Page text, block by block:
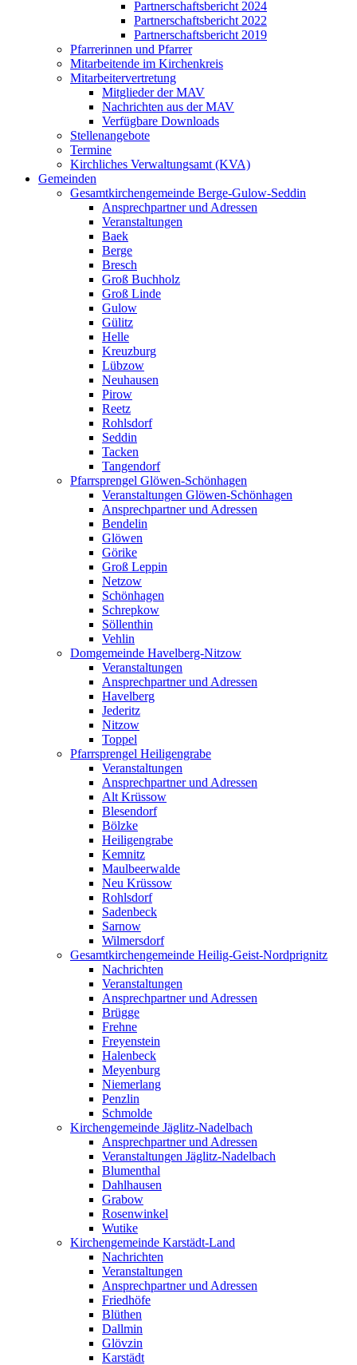
Partnerschaftsbericht 2024
Partnerschaftsbericht 2022
Partnerschaftsbericht 2019
Pfarrerinnen und Pfarrer
Mitarbeitende im Kirchenkreis
Mitarbeitervertretung
Mitglieder der MAV
Nachrichten aus der MAV
Verfügbare Downloads
Stellenangebote
Termine
Kirchliches Verwaltungsamt (KVA)
Gemeinden
Gesamtkirchengemeinde Berge-Gulow-Seddin
Ansprechpartner und Adressen
Veranstaltungen
Baek
Berge
Bresch
Groß Buchholz
Groß Linde
Gulow
Gülitz
Helle
Kreuzburg
Lübzow
Neuhausen
Pirow
Reetz
Rohlsdorf
Seddin
Tacken
Tangendorf
Pfarrsprengel Glöwen-Schönhagen
Veranstaltungen Glöwen-Schönhagen
Ansprechpartner und Adressen
Bendelin
Glöwen
Görike
Groß Leppin
Netzow
Schönhagen
Schrepkow
Söllenthin
Vehlin
Domgemeinde Havelberg-Nitzow
Veranstaltungen
Ansprechpartner und Adressen
Havelberg
Jederitz
Nitzow
Toppel
Pfarrsprengel Heiligengrabe
Veranstaltungen
Ansprechpartner und Adressen
Alt Krüssow
Blesendorf
Bölzke
Heiligengrabe
Kemnitz
Maulbeerwalde
Neu Krüssow
Rohlsdorf
Sadenbeck
Sarnow
Wilmersdorf
Gesamtkirchengemeinde Heilig-Geist-Nordprignitz
Nachrichten
Veranstaltungen
Ansprechpartner und Adressen
Brügge
Frehne
Freyenstein
Halenbeck
Meyenburg
Niemerlang
Penzlin
Schmolde
Kirchengemeinde Jäglitz-Nadelbach
Ansprechpartner und Adressen
Veranstaltungen Jäglitz-Nadelbach
Blumenthal
Dahlhausen
Grabow
Rosenwinkel
Wutike
Kirchengemeinde Karstädt-Land
Nachrichten
Veranstaltungen
Ansprechpartner und Adressen
Friedhöfe
Blüthen
Dallmin
Glövzin
Karstädt